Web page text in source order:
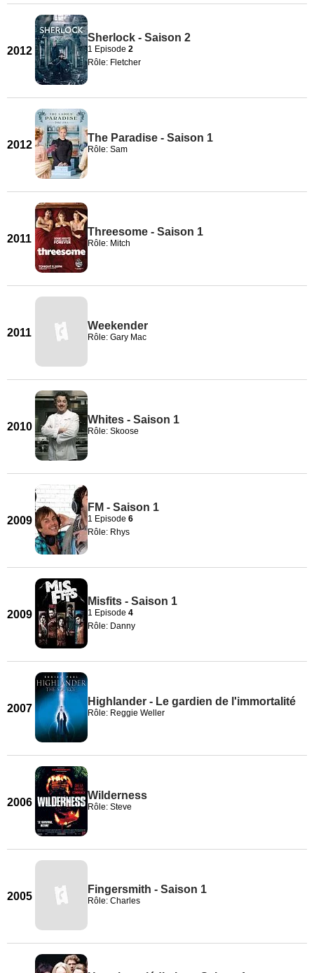
2012
Sherlock - Saison 2
1 Episode 2
Rôle: Fletcher
2012
The Paradise - Saison 1
Rôle: Sam
2011
Threesome - Saison 1
Rôle: Mitch
2011
Weekender
Rôle: Gary Mac
2010
Whites - Saison 1
Rôle: Skoose
2009
FM - Saison 1
1 Episode 6
Rôle: Rhys
2009
Misfits - Saison 1
1 Episode 4
Rôle: Danny
2007
Highlander - Le gardien de l'immortalité
Rôle: Reggie Weller
2006
Wilderness
Rôle: Steve
2005
Fingersmith - Saison 1
Rôle: Charles